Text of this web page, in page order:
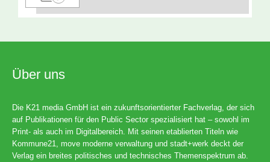
Über uns
Die K21 media GmbH ist ein zukunftsorientierter Fachverlag, der sich
auf Publikationen für den Public Sector spezialisiert hat – sowohl im
Print- als auch im Digitalbereich. Mit seinen etablierten Titeln wie
Kommune21, move moderne verwaltung und stadt+werk deckt der
Verlag ein breites politisches und technisches Themenspektrum ab.